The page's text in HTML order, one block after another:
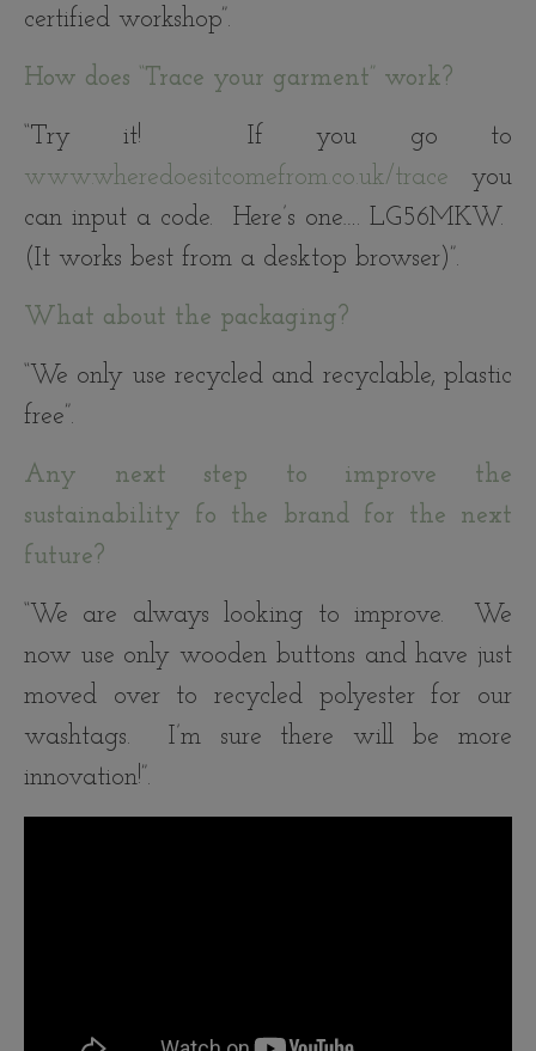
certified workshop”.
How does “Trace your garment” work?
“Try it! If you go to
www.wheredoesitcomefrom.co.uk/trace you
can input a code. Here’s one…. LG56MKW.
(It works best from a desktop browser)”.
What about the packaging?
“We only use recycled and recyclable, plastic
free”.
Any next step to improve the
sustainability fo the brand for the next
future?
“We are always looking to improve. We
now use only wooden buttons and have just
moved over to recycled polyester for our
washtags. I’m sure there will be more
innovation!”.